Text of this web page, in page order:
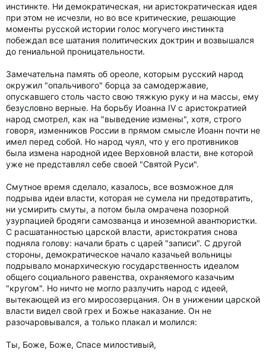
инстинкте. Ни демократическая, ни аристократическая идея
при этом не исчезли, но во все критические, решающие
моменты русской истории голос могучего инстинкта
побеждал все шатания политических доктрин и возвышался
до гениальной проницательности.
Замечательна память об ореоле, которым русский народ
окружил "опальчивого" борца за самодержавие,
опускавшего столь часто свою тяжкую руку и на массы, ему
безусловно верные. На борьбу Иоанна IV с аристократией
народ смотрел, как на "выведение измены", хотя, строго
говоря, изменников России в прямом смысле Иоанн почти не
имел перед собой. Но народ чуял, что у его противников
была измена народной идее Верховной власти, вне которой
уже не представлял себе своей "Святой Руси".
Смутное время сделало, казалось, все возможное для
подрыва идеи власти, которая не сумела ни предотвратить,
ни усмирить смуты, а потом была омрачена позорной
узурпацией бродяги самозванца и иноземной авантюристки.
С расшатанностью царской власти, аристократия снова
подняла голову: начали брать с царей "записи". С другой
стороны, демократическое начало казачьей вольницы
подрывало монархическую государственность идеалом
общего социального равенства, охраняемого казачьим
"кругом". Но ничто не могло разлучить народ с идеей,
вытекающей из его миросозерцания. Он в унижении царской
власти видел свой грех и Божье наказание. Он не
разочаровывался, а только плакал и молился:
Ты, Боже, Боже, Спасе милостивый,